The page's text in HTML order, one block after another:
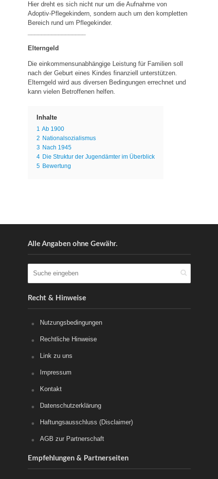
Hier dreht es sich nicht nur um die Aufnahme von
Adoptiv-Pflegekindern, sondern auch um den kompletten
Bereich rund um Pflegekinder.
Elterngeld
Die einkommensunabhängige Leistung für Familien soll
nach der Geburt eines Kindes finanziell unterstützen.
Elterngeld wird aus diversen Bedingungen errechnet und
kann vielen Betroffenen helfen.
Inhalte
1 Ab 1900
2 Nationalsozialismus
3 Nach 1945
4 Die Struktur der Jugendämter im Überblick
5 Bewertung
Alle Angaben ohne Gewähr.
Recht & Hinweise
Nutzungsbedingungen
Rechtliche Hinweise
Link zu uns
Impressum
Kontakt
Datenschutzerklärung
Haftungsausschluss (Disclaimer)
AGB zur Partnerschaft
Empfehlungen & Partnerseiten